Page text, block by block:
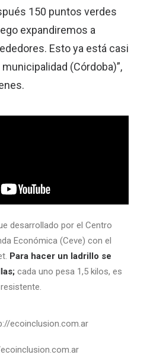
150 puntos verdes
expandiremos a
Esto ya está casi
(Córdoba)”,
desarrollado por el Centro
Económica (Ceve) con el
Para hacer un ladrillo se
cada uno pesa 1,5 kilos, es